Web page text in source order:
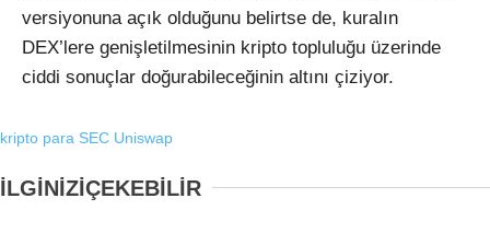
versiyonuna açık olduğunu belirtse de, kuralın
DEX’lere genişletilmesinin kripto topluluğu üzerinde
ciddi sonuçlar doğurabileceğinin altını çiziyor.
kripto para SEC Uniswap
İLGİNİZİÇEKEBİLİR